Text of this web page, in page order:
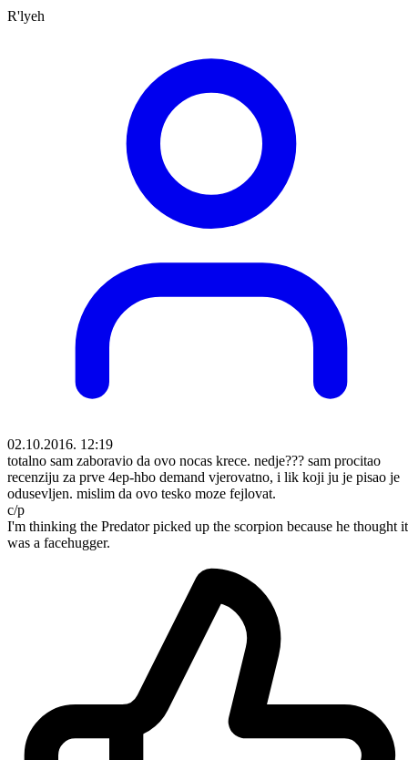
R'lyeh
02.10.2016. 12:19
totalno sam zaboravio da ovo nocas krece. nedje??? sam procitao
recenziju za prve 4ep-hbo demand vjerovatno, i lik koji ju je pisao je
odusevljen. mislim da ovo tesko moze fejlovat.
c/p
I'm thinking the Predator picked up the scorpion because he thought it
was a facehugger.